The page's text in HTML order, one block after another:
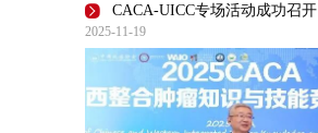
CACA-UICC专场活动成功召开
2025-11-19